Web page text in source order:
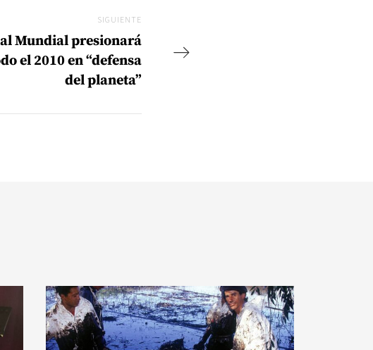
SIGUIENTE
Mundial presionará
el 2010 en “defensa
del planeta”